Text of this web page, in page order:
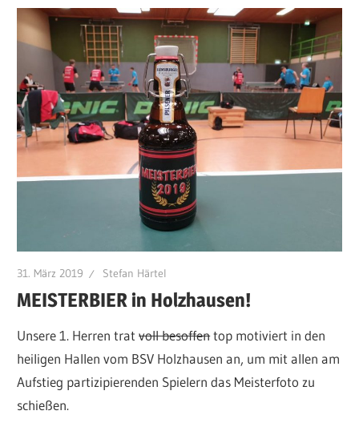
31. März 2019 Stefan Härtel
MEISTERBIER in Holzhausen!
Unsere 1. Herren tratvoll besoffentop motiviert in den
heiligen Hallen vom BSV Holzhausen an, um mit allen am
Aufstieg partizipierenden Spielern das Meisterfoto zu
schießen.